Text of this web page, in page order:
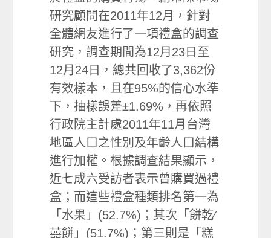
研究顧問在2011年12月，針對
全體網友進行了一項禮盒的調查
研究，調查期間為12月23日至
12月24日，總共回收了3,362份
有效樣本，且在95%的信心水準
下，抽樣誤差±1.69%，再依照
行政院主計處2011年11月台灣
地區人口之性別及年齡人口結構
進行加權。根據調查結果顯示，
近七成六受訪者表示曾購買過禮
盒；而這些禮盒種類排名第一為
「水果」(52.7%)；其次「餅乾∕
囍餅」(51.7%)；第三則是「糕